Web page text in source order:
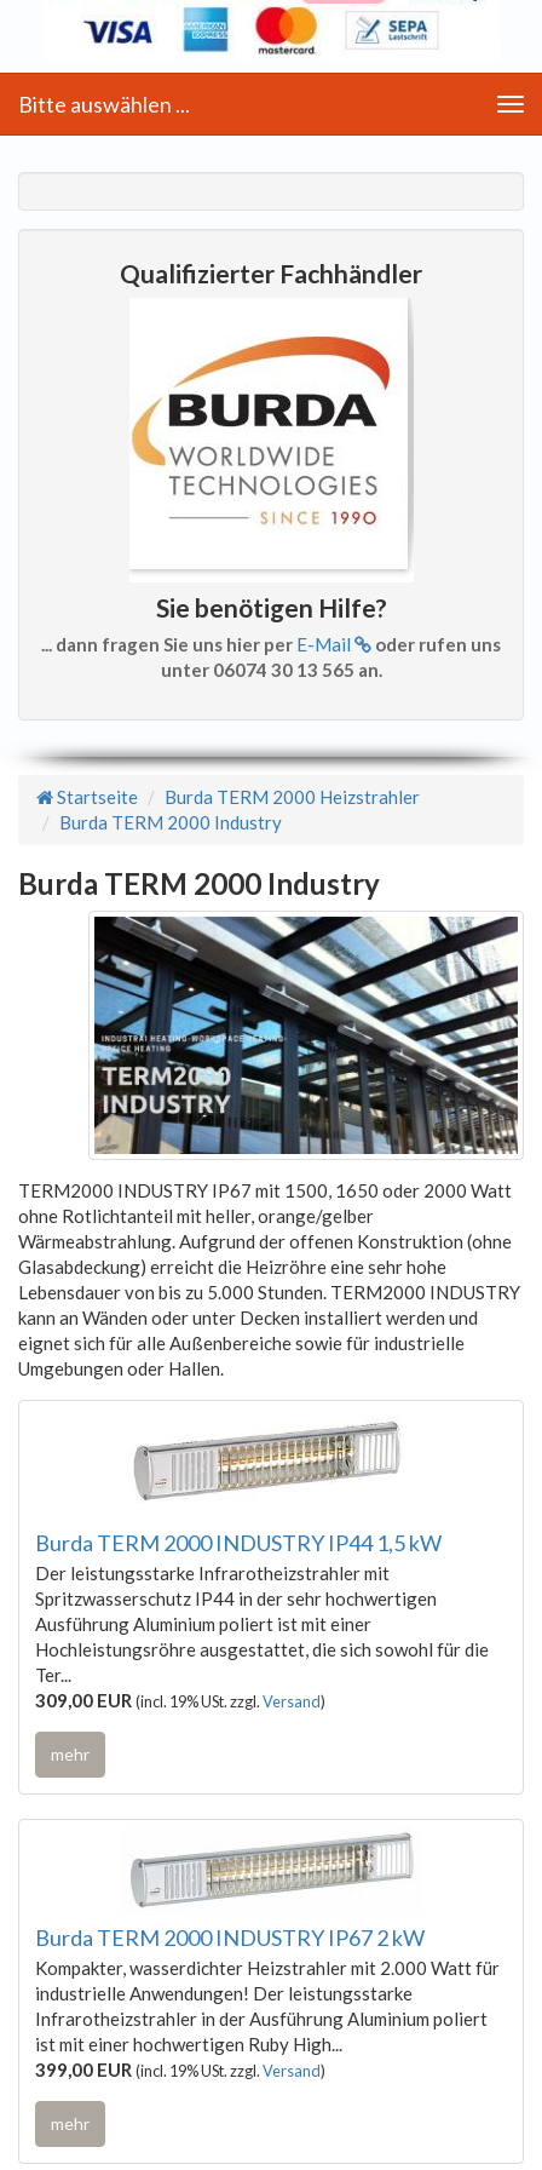
Bitte auswählen ...
Qualifizierter Fachhändler
Sie benötigen Hilfe?
... dann fragen Sie uns hier per E-Mail
oder rufen uns
unter 06074 30 13 565 an.
Startseite
Burda TERM 2000 Heizstrahler
Burda TERM 2000 Industry
Burda TERM 2000 Industry
TERM2000 INDUSTRY IP67 mit 1500, 1650 oder 2000 Watt
ohne Rotlichtanteil mit heller, orange/gelber
Wärmeabstrahlung. Aufgrund der offenen Konstruktion (ohne
Glasabdeckung) erreicht die Heizröhre eine sehr hohe
Lebensdauer von bis zu 5.000 Stunden. TERM2000 INDUSTRY
kann an Wänden oder unter Decken installiert werden und
eignet sich für alle Außenbereiche sowie für industrielle
Umgebungen oder Hallen.
Burda TERM 2000 INDUSTRY IP44 1,5 kW
Der leistungsstarke Infrarotheizstrahler mit
Spritzwasserschutz IP44 in der sehr hochwertigen
Ausführung Aluminium poliert ist mit einer
Hochleistungsröhre ausgestattet, die sich sowohl für die
Ter...
309,00 EUR(incl. 19% USt. zzgl.Versand)
mehr
Burda TERM 2000 INDUSTRY IP67 2 kW
Kompakter, wasserdichter Heizstrahler mit 2.000 Watt für
industrielle Anwendungen! Der leistungsstarke
Infrarotheizstrahler in der Ausführung Aluminium poliert
ist mit einer hochwertigen Ruby High...
399,00 EUR(incl. 19% USt. zzgl.Versand)
mehr